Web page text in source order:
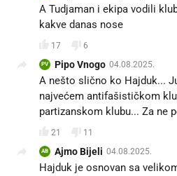
A Tudjaman i ekipa vodili
kakve danas nose
17 6
PV Pipo Vnogo 04.08.2025.
A nešto slično ko Hajduk...
najvećem antifašističkom
partizanskom klubu... Za ne
21 11
AB Ajmo Bijeli 04.08.2025.
Hajduk je osnovan sa